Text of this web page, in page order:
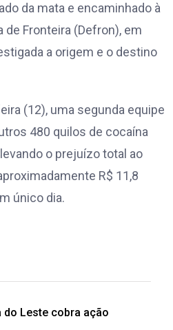
da mata e encaminhado à
de Fronteira (Defron), em
a origem e o destino
(12), uma segunda equipe
480 quilos de cocaína
o prejuízo total ao
R$ 11,8
único dia.
do Leste cobra ação